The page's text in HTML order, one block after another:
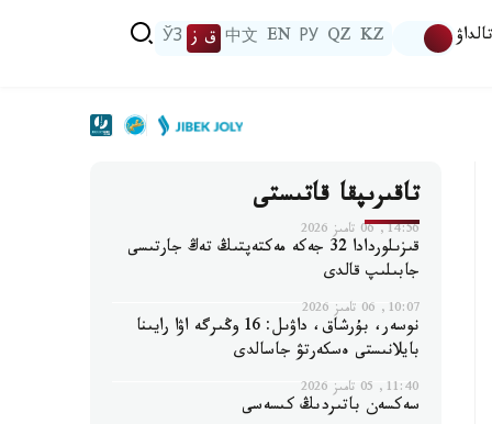
تالداۋ KZ
QZ
РУ
EN
中文 ق ز ЎЗ
تاقىرىپقا قاتىستى
14:56, 06 تامىز 2026
قىزىلوردادا 32 جەكە مەكتەپتىڭ تەڭ جارتىسى
جابىلىپ قالدى
10:07, 06 تامىز 2026
نوسەر، بۇرشاق، داۋىل: 16 وڭىرگە اۋا رايىنا
بايلانىستى ەسكەرتۋ جاسالدى
11:40, 05 تامىز 2026
سەكسەن باتىردىڭ كىسەسى